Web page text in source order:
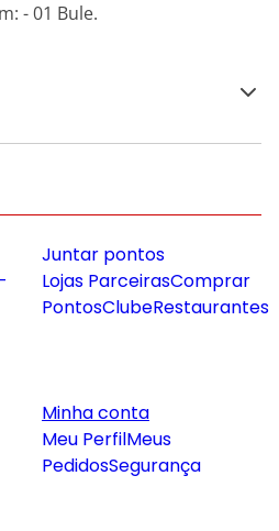
- 01 Bule.
Juntar pontos
Lojas ParceirasComprar
PontosClubeRestaurantes
Minha conta
Meu PerfilMeus
PedidosSegurança